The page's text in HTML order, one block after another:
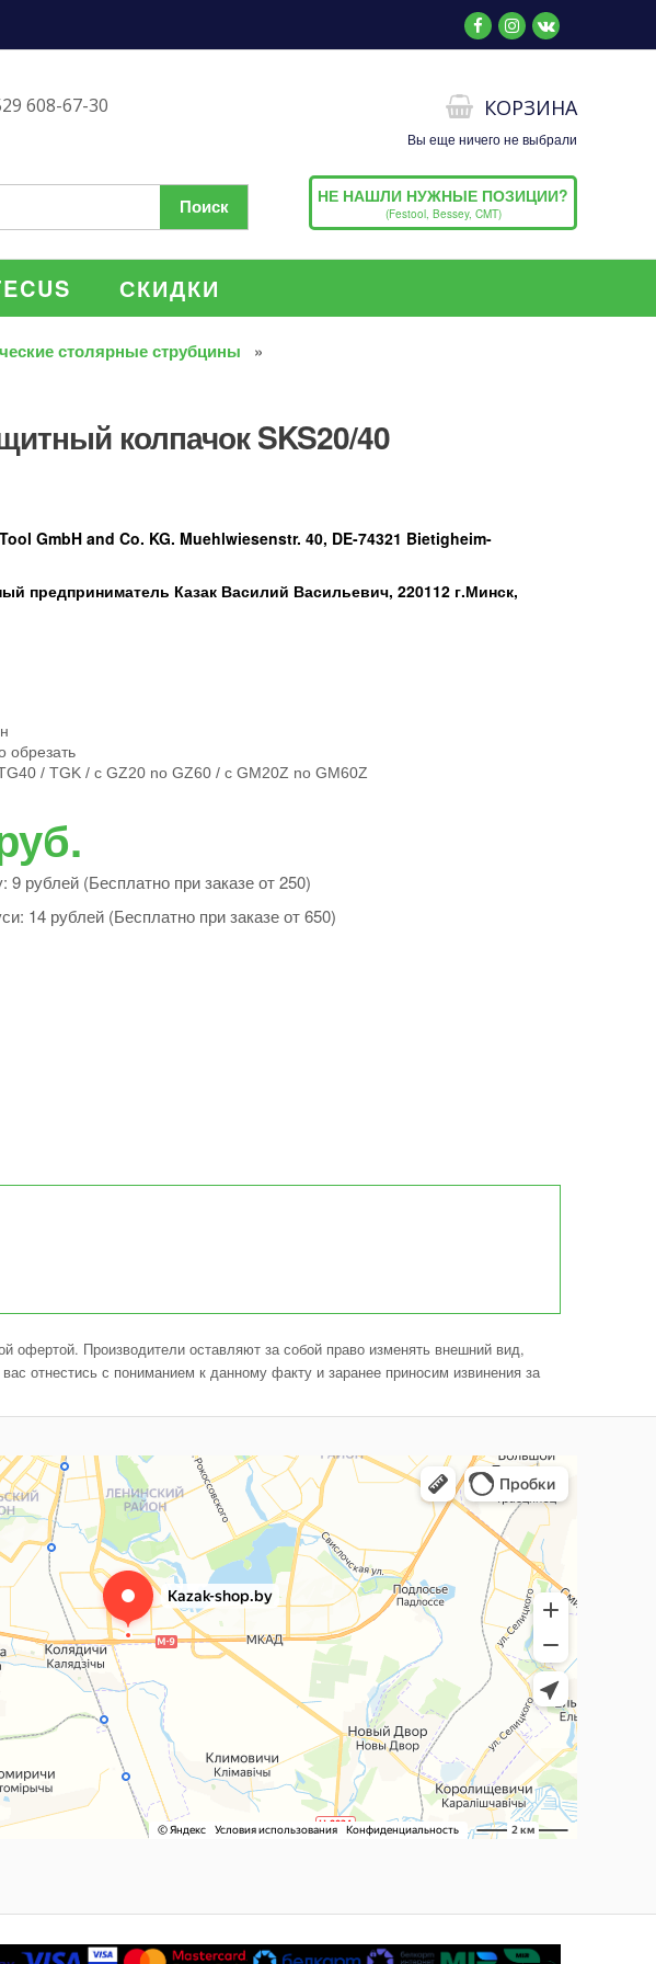
608-67-30 КОРЗИНА
Вы еще ничего не выбрали
НЕ НАШЛИ НУЖНЫЕ ПОЗИЦИИ?
(Festool, Bessey, CMT)
СКИДКИ
столярные струбцины
колпачок SKS20/40
GmbH and Co. KG. Muehlwiesenstr. 40, DE-74321 Bietigheim-
предприниматель Казак Василий Васильевич, 220112 г.Минск,
обрезать
/ TGK / c GZ20 no GZ60 / c GM20Z no GM60Z
9 рублей (Бесплатно при заказе от 250)
14 рублей (Бесплатно при заказе от 650)
офертой. Производители оставляют за собой право изменять внешний вид,
отнестись с пониманием к данному факту и заранее приносим извинения за